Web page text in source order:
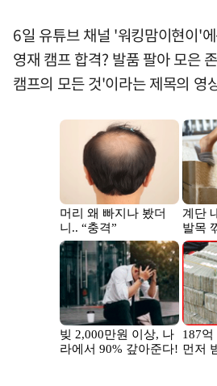
6일 유튜브 채널 '워킹맘이현이'
영재 캠프 합격? 발품 팔아 모은
캠프의 모든 것'이라는 제목의 영